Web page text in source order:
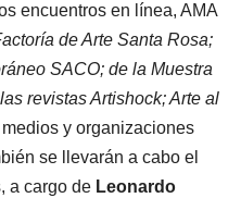
encuentros en línea, AMA
de Arte Santa Rosa;
SACO; de la Muestra
revistas Artishock; Arte al
medios y organizaciones
se llevarán a cabo el
a cargo de Leonardo